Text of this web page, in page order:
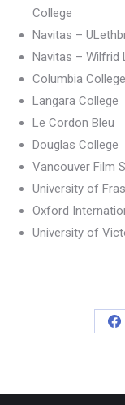
College
Navitas –
Navitas – Wilfrid
Columbia College
Langara College
Le Cordon Bleu
Douglas College
Vancouver Film
University of
Oxford
University of